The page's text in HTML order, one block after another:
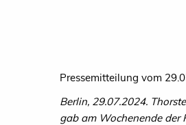
Pressemitteilung vom
Berlin, 29.07.2024.
gab am Wochenende der